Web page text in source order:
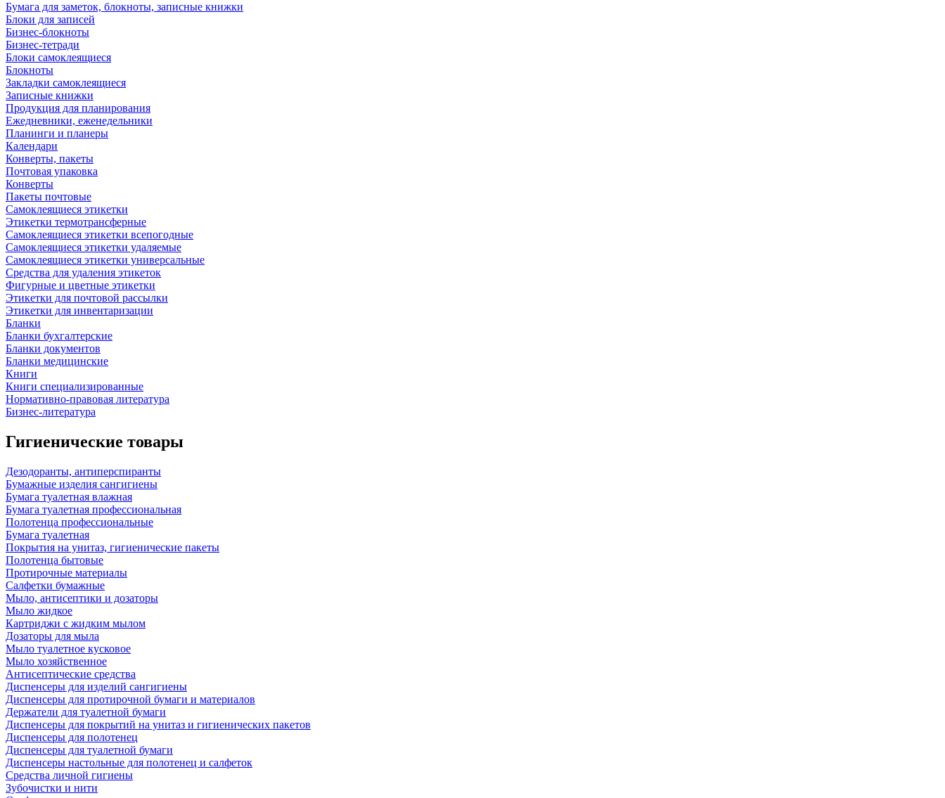
Бумага для заметок, блокноты, записные книжки
Блоки для записей
Бизнес-блокноты
Бизнес-тетради
Блоки самоклеящиеся
Блокноты
Закладки самоклеящиеся
Записные книжки
Продукция для планирования
Ежедневники, еженедельники
Планинги и планеры
Календари
Конверты, пакеты
Почтовая упаковка
Конверты
Пакеты почтовые
Самоклеящиеся этикетки
Этикетки термотрансферные
Самоклеящиеся этикетки всепогодные
Самоклеящиеся этикетки удаляемые
Самоклеящиеся этикетки универсальные
Средства для удаления этикеток
Фигурные и цветные этикетки
Этикетки для почтовой рассылки
Этикетки для инвентаризации
Бланки
Бланки бухгалтерские
Бланки документов
Бланки медицинские
Книги
Книги специализированные
Нормативно-правовая литература
Бизнес-литература
Гигиенические товары
Дезодоранты, антиперспиранты
Бумажные изделия сангигиены
Бумага туалетная влажная
Бумага туалетная профессиональная
Полотенца профессиональные
Бумага туалетная
Покрытия на унитаз, гигиенические пакеты
Полотенца бытовые
Протирочные материалы
Салфетки бумажные
Мыло, антисептики и дозаторы
Мыло жидкое
Картриджи с жидким мылом
Дозаторы для мыла
Мыло туалетное кусковое
Мыло хозяйственное
Антисептические средства
Диспенсеры для изделий сангигиены
Диспенсеры для протирочной бумаги и материалов
Держатели для туалетной бумаги
Диспенсеры для покрытий на унитаз и гигиенических пакетов
Диспенсеры для полотенец
Диспенсеры для туалетной бумаги
Диспенсеры настольные для полотенец и салфеток
Средства личной гигиены
Зубочистки и нити